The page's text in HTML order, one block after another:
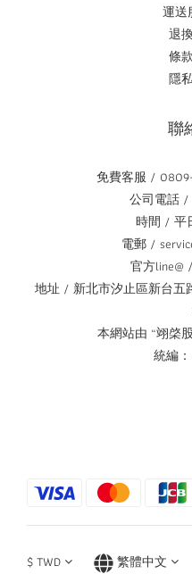
運送
退
條
隱
聯
免費客服 /
公司電話
時間 / 平
電郵 /
官方line@
地址 / 新北市汐止區新台五
本網站由 “翊棨
統編
$TWD 繁體中文